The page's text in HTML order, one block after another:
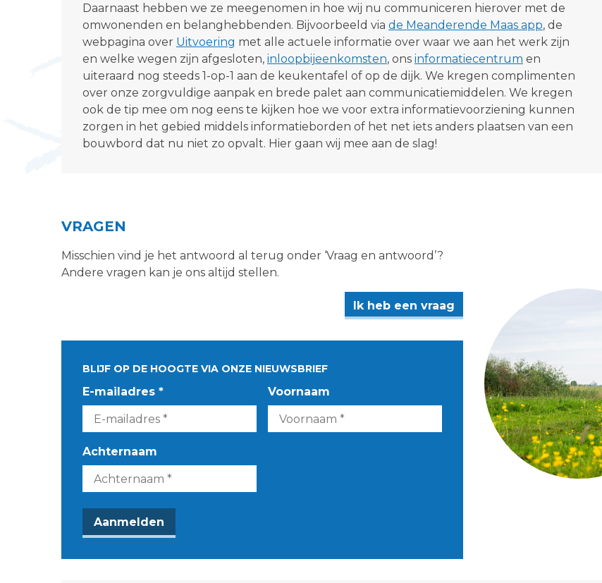
Daarnaast hebben we ze meegenomen in hoe wij nu communiceren hierover met de
omwonenden en belanghebbenden. Bijvoorbeeld via de Meanderende Maas app, de
webpagina over Uitvoering met alle actuele informatie over waar we aan het werk zijn
en welke wegen zijn afgesloten, inloopbijeenkomsten, ons informatiecentrum en
uiteraard nog steeds 1-op-1 aan de keukentafel of op de dijk. We kregen complimenten
over onze zorgvuldige aanpak en brede palet aan communicatiemiddelen. We kregen
ook de tip mee om nog eens te kijken hoe we voor extra informatievoorziening kunnen
zorgen in het gebied middels informatieborden of het net iets anders plaatsen van een
bouwbord dat nu niet zo opvalt. Hier gaan wij mee aan de slag!
VRAGEN
Misschien vind je het antwoord al terug onder ‘Vraag en antwoord’?
Andere vragen kan je ons altijd stellen.
Ik heb een vraag
BLIJF OP DE HOOGTE VIA ONZE NIEUWSBRIEF
E-mailadres * Voornaam
Achternaam